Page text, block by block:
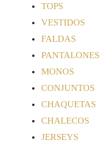
TOPS
VESTIDOS
FALDAS
PANTALONES
MONOS
CONJUNTOS
CHAQUETAS
CHALECOS
JERSEYS